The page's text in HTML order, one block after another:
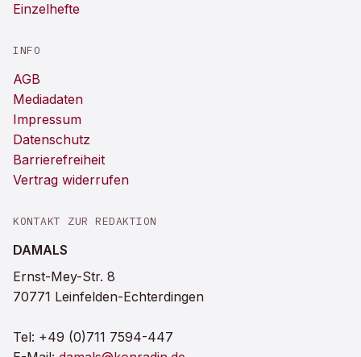
Einzelhefte
INFO
AGB
Mediadaten
Impressum
Datenschutz
Barrierefreiheit
Vertrag widerrufen
KONTAKT ZUR REDAKTION
DAMALS
Ernst-Mey-Str. 8
70771 Leinfelden-Echterdingen
Tel: +49 (0)711 7594-447